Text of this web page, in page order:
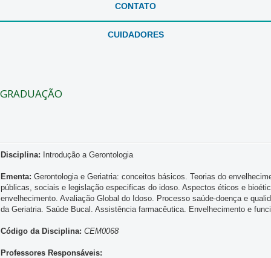
CONTATO
CUIDADORES
GRADUAÇÃO
Disciplina: Introdução a Gerontologia
Ementa: Gerontologia e Geriatria: conceitos básicos. Teorias do
públicas, sociais e legislação especificas do idoso. Aspectos éticos e
envelhecimento. Avaliação Global do Idoso. Processo saúde-doença e
da Geriatria. Saúde Bucal. Assistência farmacêutica. Envelhecimento e
Código da Disciplina: CEM0068
Professores Responsáveis: